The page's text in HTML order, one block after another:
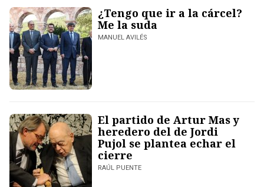
¿Tengo que ir a la cárcel?
Me la suda
MANUEL AVILÉS
El partido de Artur Mas y
heredero del de Jordi
Pujol se plantea echar el
cierre
RAÚL PUENTE